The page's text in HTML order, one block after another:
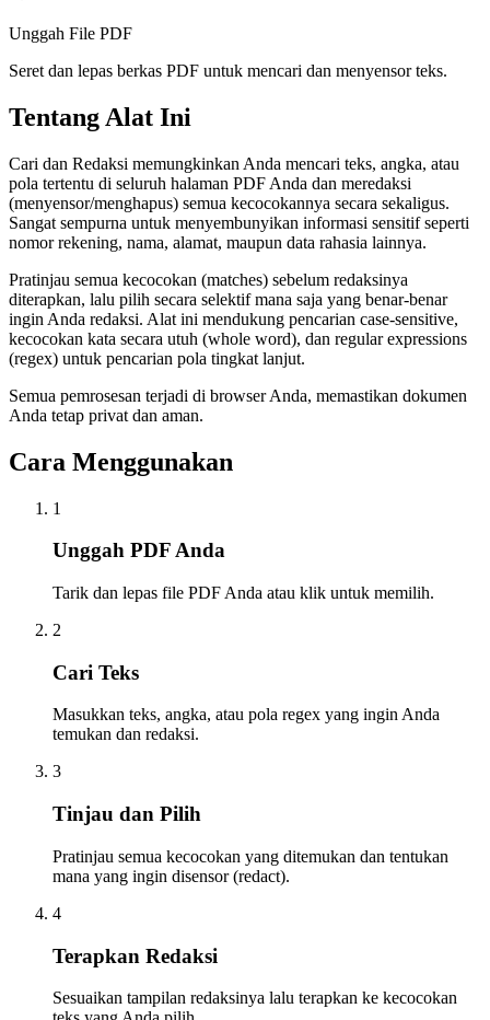
Unggah File PDF
Seret dan lepas berkas PDF untuk mencari dan menyensor teks.
Tentang Alat Ini
Cari dan Redaksi memungkinkan Anda mencari teks, angka, atau
pola tertentu di seluruh halaman PDF Anda dan meredaksi
(menyensor/menghapus) semua kecocokannya secara sekaligus.
Sangat sempurna untuk menyembunyikan informasi sensitif seperti
nomor rekening, nama, alamat, maupun data rahasia lainnya.
Pratinjau semua kecocokan (matches) sebelum redaksinya
diterapkan, lalu pilih secara selektif mana saja yang benar-benar
ingin Anda redaksi. Alat ini mendukung pencarian case-sensitive,
kecocokan kata secara utuh (whole word), dan regular expressions
(regex) untuk pencarian pola tingkat lanjut.
Semua pemrosesan terjadi di browser Anda, memastikan dokumen
Anda tetap privat dan aman.
Cara Menggunakan
1
Unggah PDF Anda
Tarik dan lepas file PDF Anda atau klik untuk memilih.
2
Cari Teks
Masukkan teks, angka, atau pola regex yang ingin Anda
temukan dan redaksi.
3
Tinjau dan Pilih
Pratinjau semua kecocokan yang ditemukan dan tentukan
mana yang ingin disensor (redact).
4
Terapkan Redaksi
Sesuaikan tampilan redaksinya lalu terapkan ke kecocokan